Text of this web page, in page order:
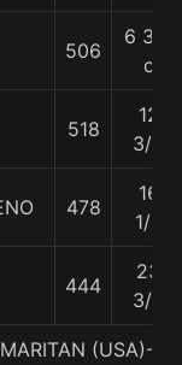
506
6 3/4
c
518
12
3/4
478
16
1/2
444
23
3/4
(USA)-